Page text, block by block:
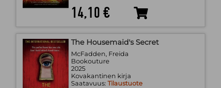
14,10 €
The Housemaid's Secret
McFadden, Freida
Bookouture
2025
Kovakantinen kirja
Saatavuus: Tilaustuote